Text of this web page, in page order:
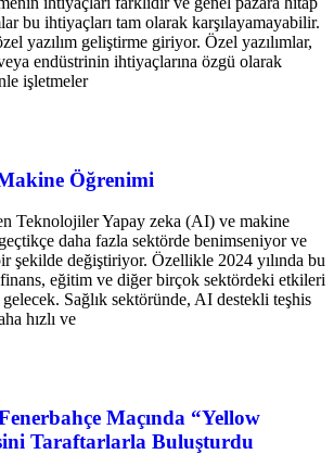
bu ihtiyaçları tam olarak karşılayamayabilir.
yazılım geliştirme giriyor. Özel yazılımlar,
endüstrinin ihtiyaçlarına özgü olarak
işletmeler
Öğrenimi
Teknolojiler Yapay zeka (AI) ve makine
daha fazla sektörde benimseniyor ve
şekilde değiştiriyor. Özellikle 2024 yılında bu
eğitim ve diğer birçok sektördeki etkileri
Sağlık sektöründe, AI destekli teşhis
hızlı ve
Maçında “Yellow
Taraftarlarla Buluşturdu